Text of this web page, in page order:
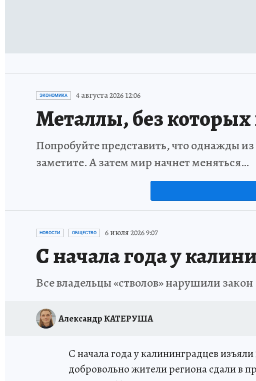
ЭКОНОМИКА 4 августа 2026 12:06
Металлы, без
Попробуйте представить, что однажды
заметите. А затем мир начнет меняться…
НОВОСТИ ОБЩЕСТВО 6 июля 2026 9:07
С начала года у
Все владельцы «стволов» нарушили закон
Александр КАТЕРУША
С начала года у калининградцев
добровольно жители региона сдали в